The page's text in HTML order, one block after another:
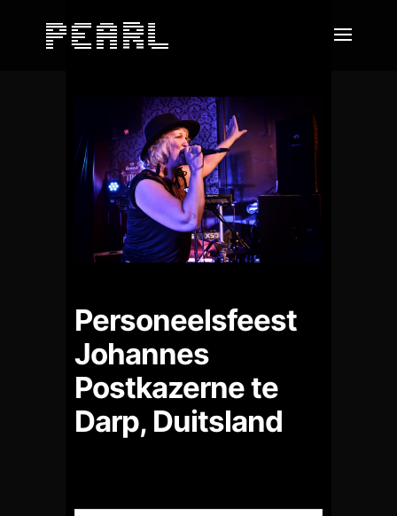
Personeelsfeest
Johannes
Postkazerne te
Darp, Duitsland